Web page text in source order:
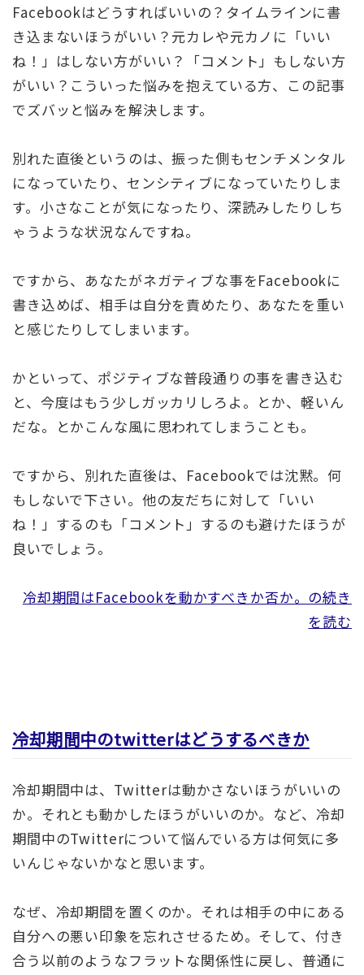
Facebookはどうすればいいの？タイムラインに書
き込まないほうがいい？元カレや元カノに「いい
ね！」はしない方がいい？「コメント」もしない方
がいい？こういった悩みを抱えている方、この記事
でズバッと悩みを解決します。
別れた直後というのは、振った側もセンチメンタル
になっていたり、センシティブになっていたりしま
す。小さなことが気になったり、深読みしたりしち
ゃうような状況なんですね。
ですから、あなたがネガティブな事をFacebookに
書き込めば、相手は自分を責めたり、あなたを重い
と感じたりしてしまいます。
かといって、ポジティブな普段通りの事を書き込む
と、今度はもう少しガッカリしろよ。とか、軽いん
だな。とかこんな風に思われてしまうことも。
ですから、別れた直後は、Facebookでは沈黙。何
もしないで下さい。他の友だちに対して「いい
ね！」するのも「コメント」するのも避けたほうが
良いでしょう。
冷却期間はFacebookを動かすべきか否か。の続き
を読む
冷却期間中のtwitterはどうするべきか
冷却期間中は、Twitterは動かさないほうがいいの
か。それとも動かしたほうがいいのか。など、冷却
期間中のTwitterについて悩んでいる方は何気に多
いんじゃないかなと思います。
なぜ、冷却期間を置くのか。それは相手の中にある
自分への悪い印象を忘れさせるため。そして、付き
合う以前のようなフラットな関係性に戻し、普通に